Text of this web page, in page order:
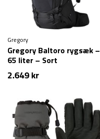
Gregory
Gregory Baltoro rygsæk –
65 liter – Sort
2.649kr